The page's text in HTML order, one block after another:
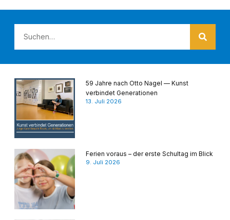
59 Jahre nach Otto Nagel — Kunst
verbindet Generationen
13. Juli 2026
Ferien voraus – der erste Schultag im Blick
9. Juli 2026